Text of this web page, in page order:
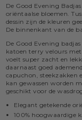
De Good Evening
oriëntaalse bloemen.
dessin zijn de kleuren
De binnenkant van de
De Good Evening
katoen terry velours
voelt super zacht en
daarnaast goed
capuchon, steekzakken
kan gewassen worden
geschikt voor de
Elegant getekende
100% hoogwaardige